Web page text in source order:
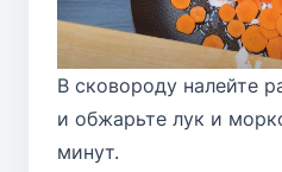
В сковороду налейте
и обжарьте лук и
минут.